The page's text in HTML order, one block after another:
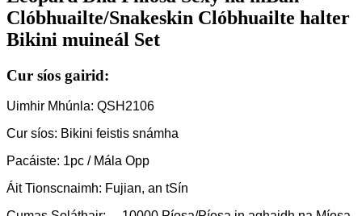
Clóbhuailte/Snakeskin Clóbhuailte halter
Bikini muineál Set
Cur síos gairid:
Uimhir Mhúnla: QSH2106
Cur síos: Bikini feistis snámha
Pacáiste: 1pc / Mála Opp
Áit Tionscnaimh: Fujian, an tSín